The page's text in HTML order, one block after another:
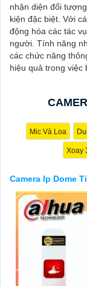
nhận diện đối
kiện đặc biệt. Với
động hóa các tác
người. Tính năng
các chức năng
hiệu quả trong việc
Mic Và Loa
Xoay
Camera Ip Dome